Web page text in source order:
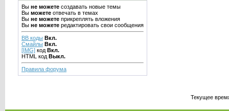
Вы не можетесоздавать новые темы
Вы можетеотвечать в темах
Вы не можетеприкреплять вложения
Вы не можетередактировать свои сообщения
BB коды Вкл.
Смайлы Вкл.
[IMG]код Вкл.
HTML код Выкл.
Правила форума
Текущее